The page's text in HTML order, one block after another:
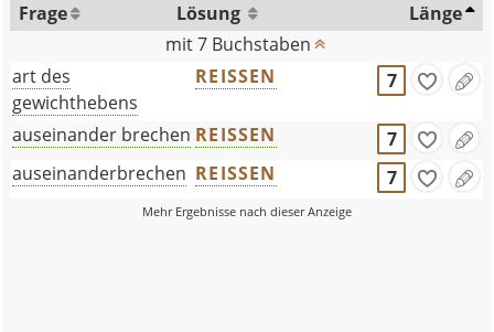
Frage Lösung
Länge
mit 7 Buchstaben
art des
gewichthebens
REISSEN 7
auseinander brechen REISSEN
7
auseinanderbrechen REISSEN 7